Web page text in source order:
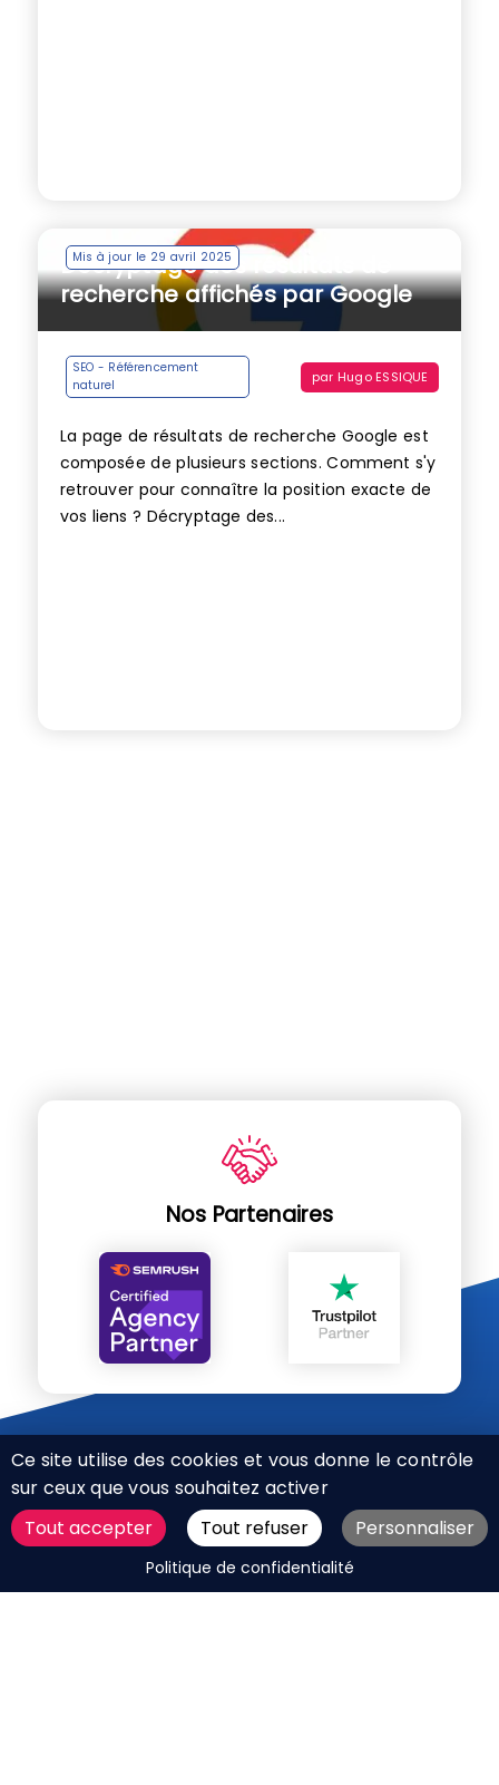
Mis à jour le 29 avril 2025
Décryptage des résultats de
recherche affichés par Google
SEO - Référencement
naturel
par Hugo ESSIQUE
La page de résultats de recherche Google est
composée de plusieurs sections. Comment s'y
retrouver pour connaître la position exacte de
vos liens ? Décryptage des...
DEMANDER UN DEVIS
Nos Partenaires
CHARTE RÉSEAUX SOCIAUX
MENTIONS LÉGALES
Ce site utilise des cookies et vous donne le contrôle
sur ceux que vous souhaitez activer
Tout accepter
Tout refuser Personnaliser
Politique de confidentialité